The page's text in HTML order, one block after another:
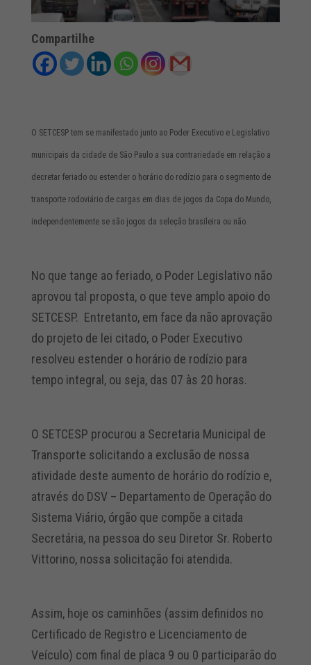
Compartilhe
O SETCESP tem se manifestado junto ao Poder Executivo e Legislativo
municipais da cidade de São Paulo a sua contrariedade em relação a
decretar feriado ou estender o horário do rodízio para o segmento de
transporte rodoviário de cargas em dias de jogos da Copa do Mundo,
independentemente se são jogos da seleção brasileira ou não.
No que tange ao feriado, o Poder Legislativo não
aprovou tal proposta, o que teve amplo apoio do
SETCESP. Entretanto, em face da não aprovação
do projeto de lei citado, o Poder Executivo
resolveu estender o horário de rodízio para
tempo integral, ou seja, das 07 às 20 horas.
O SETCESP procurou a Secretaria Municipal de
Transporte solicitando a exclusão de nossa
atividade deste aumento de horário do rodízio e,
através do DSV – Departamento de Operação do
Sistema Viário, órgão que compõe a citada
Secretária, na pessoa do seu Diretor Sr. Roberto
Vittorino, nossa solicitação foi atendida.
Assim, hoje os caminhões (assim definidos no
Certificado de Registro e Licenciamento de
Veículo) com final de placa 9 ou 0 participarão do